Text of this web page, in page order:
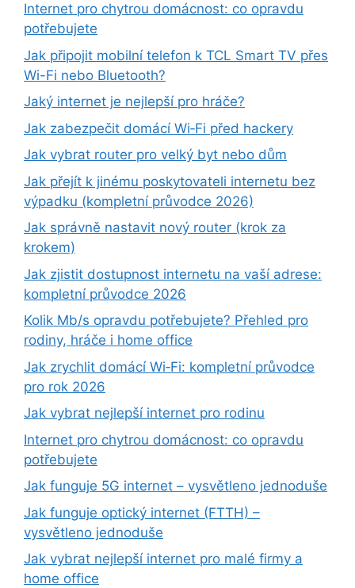
Internet pro chytrou domácnost: co opravdu
potřebujete
Jak připojit mobilní telefon k TCL Smart TV přes
Wi-Fi nebo Bluetooth?
Jaký internet je nejlepší pro hráče?
Jak zabezpečit domácí Wi‑Fi před hackery
Jak vybrat router pro velký byt nebo dům
Jak přejít k jinému poskytovateli internetu bez
výpadku (kompletní průvodce 2026)
Jak správně nastavit nový router (krok za
krokem)
Jak zjistit dostupnost internetu na vaší adrese:
kompletní průvodce 2026
Kolik Mb/s opravdu potřebujete? Přehled pro
rodiny, hráče i home office
Jak zrychlit domácí Wi‑Fi: kompletní průvodce
pro rok 2026
Jak vybrat nejlepší internet pro rodinu
Internet pro chytrou domácnost: co opravdu
potřebujete
Jak funguje 5G internet – vysvětleno jednoduše
Jak funguje optický internet (FTTH) –
vysvětleno jednoduše
Jak vybrat nejlepší internet pro malé firmy a
home office